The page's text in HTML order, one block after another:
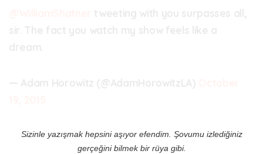
Sizinle yazışmak hepsini aşıyor efendim. Şovumu izlediğiniz
gerçeğini bilmek bir rüya gibi.